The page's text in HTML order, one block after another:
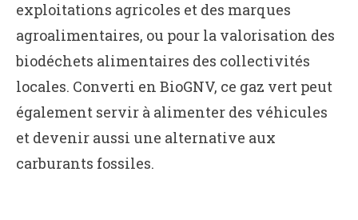
exploitations agricoles et des marques
agroalimentaires, ou pour la valorisation des
biodéchets alimentaires des collectivités
locales. Converti en BioGNV, ce gaz vert peut
également servir à alimenter des véhicules
et devenir aussi une alternative aux
carburants fossiles.